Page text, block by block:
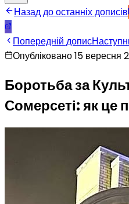
Назад до останніх дописів
Попередній допис
Опубліковано 15 вересня
Боротьба за
Сомерсеті: як це